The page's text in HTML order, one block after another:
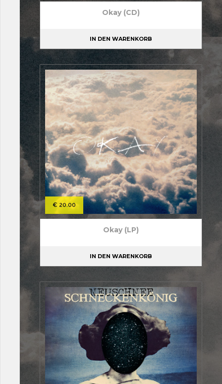
Okay (CD)
IN DEN WARENKORB
€ 20.00
Okay (LP)
IN DEN WARENKORB